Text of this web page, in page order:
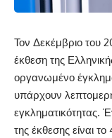
Τον Δεκέμβριο του
έκθεση της
οργανωμένο
υπάρχουν
εγκληματικότητας.
της έκθεσης είναι